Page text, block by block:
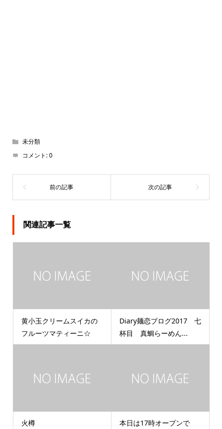
未分類
コメント:0
関連記事一覧
黄小玉クリームスイカの
フルーツマティーニ☆
Diary麺恋ブログ2017 七
杯目 真鯛らーめん...
火樽
本日は17時オープンで